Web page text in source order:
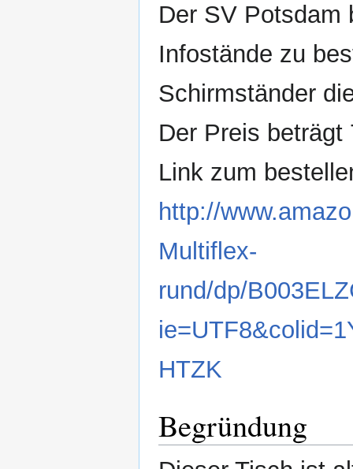
Der SV Potsdam
Infostände zu
Schirmständer
Der Preis beträgt
Link zum
http://
Multiflex-
rund/dp/
HTZK
Begründung